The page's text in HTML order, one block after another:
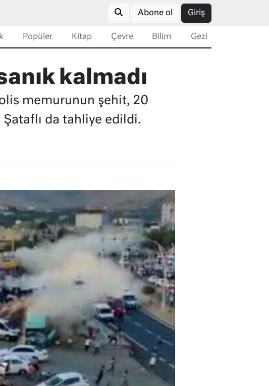
Abone ol Giriş
Popüler Kitap Çevre Bilim Gezi
kalmadı
memurunun şehit, 20
Şataflı da tahliye edildi.